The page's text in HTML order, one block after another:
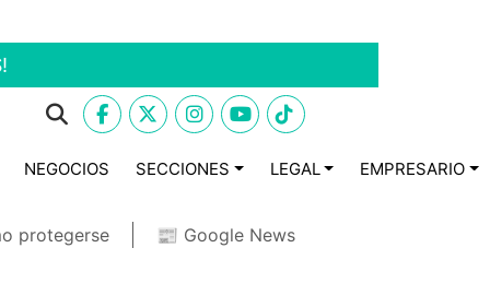
NEGOCIOS SECCIONES LEGAL EMPRESARIO
protegerse 📰 Google News